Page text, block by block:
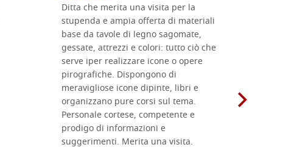
Ditta che merita una visita per la
stupenda e ampia offerta di materiali
base da tavole di legno sagomate,
gessate, attrezzi e colori: tutto ciò che
serve iper realizzare icone o opere
pirografiche. Dispongono di
meravigliose icone dipinte, libri e
organizzano pure corsi sul tema.
Personale cortese, competente e
prodigo di informazioni e
suggerimenti. Merita una visita.